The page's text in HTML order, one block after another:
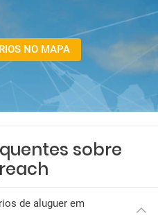
NO MAPA
sobre
de aluguer em